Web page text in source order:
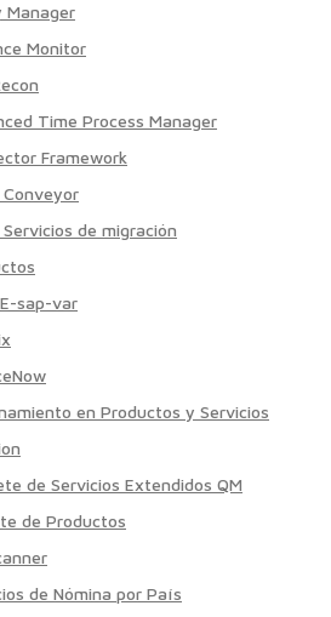
Manager
Monitor
Time Process Manager
Framework
Conveyor
de migración
sap-var
en Productos y Servicios
de Servicios Extendidos QM
de Productos
de Nómina por País